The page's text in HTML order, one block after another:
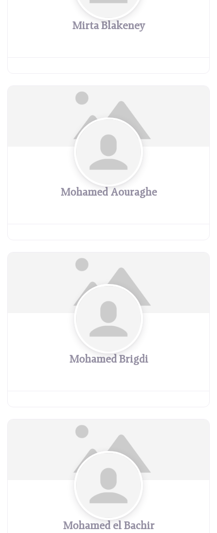
Mirta Blakeney
Mohamed Aouraghe
Mohamed Brigdi
Mohamed el Bachir